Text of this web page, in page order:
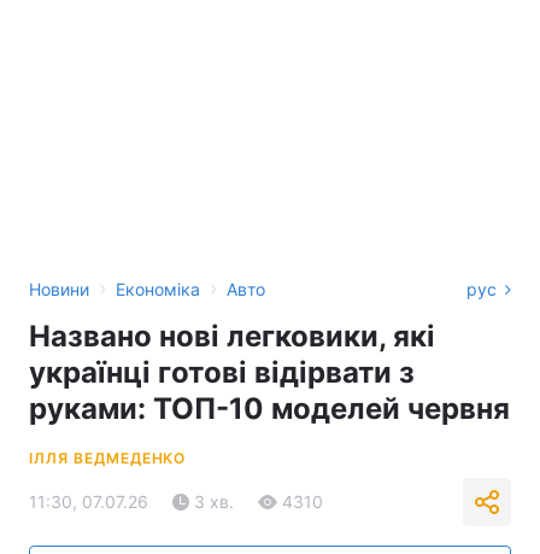
Новини › Економіка › Авто рус
Названо нові легковики, які
українці готові відірвати з
руками: ТОП-10 моделей червня
ІЛЛЯ ВЕДМЕДЕНКО
11:30, 07.07.26 3 хв. 4310